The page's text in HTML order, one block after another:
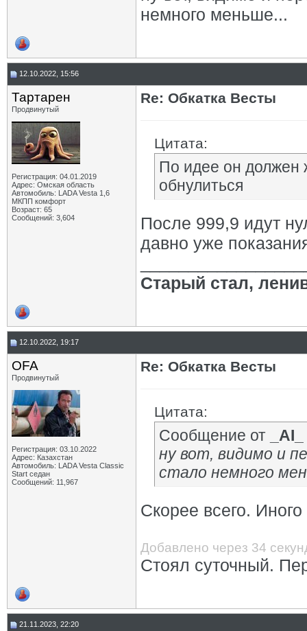
немного меньше...
12.10.2022, 15:56
Тартарен
Продвинутый
Регистрация: 04.01.2019
Адрес: Омская область
Автомобиль: LADA Vesta 1,6
МКПП комфорт
Возраст: 65
Сообщений: 3,604
Re: Обкатка Весты
Цитата:
По идее он должен
обнулиться
После 999,9 идут
давно уже
Старый стал,
12.10.2022, 19:17
OFA
Продвинутый
Регистрация: 03.10.2022
Адрес: Казахстан
Автомобиль: LADA Vesta Classic
Start седан
Сообщений: 11,967
Re: Обкатка Весты
Цитата:
Сообщение от
_AI_
ну вот, видимо и
стало немного
Скорее всего.
Добавлено через 34
Стоял суточный.
21.11.2023, 22:20